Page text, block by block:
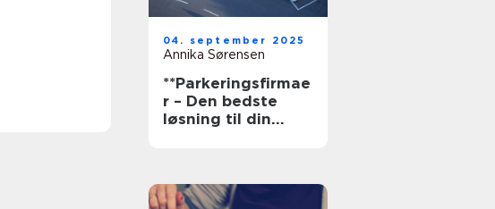
04. september 2025
Annika Sørensen
**Parkeringsfirmae
r – Den bedste
løsning til din